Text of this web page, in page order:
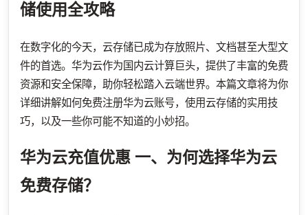
储使用全攻略
在数字化的今天，云存储已成为存放照片、文档甚至大型文
件的首选。华为云作为国内云计算巨头，提供了丰富的免费
资源和安全保障，助你轻松踏入云端世界。本篇文章将为你
详细讲解如何免费注册华为云账号，使用云存储的实用技
巧，以及一些你可能不知道的小妙招。
华为云充值优惠 一、为何选择华为云
免费存储？